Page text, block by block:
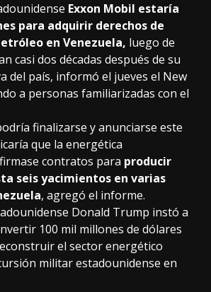
Exxon Mobil estaría
para adquirir derechos de
en Venezuela, luego de
casi dos décadas después de su
del país, informó el jueves el New
a personas familiarizadas con el
finalizarse y anunciarse este
que la energética
contratos para producir
seis yacimientos en varias
, agregó el informe.
Donald Trump instó a
100 mil millones de dólares
el sector energético
militar estadounidense en